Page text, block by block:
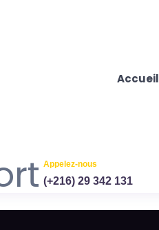
Accueil
Appelez-nous
(+216) 29 342 131